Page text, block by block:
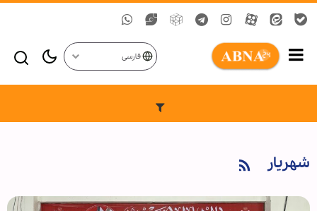
فارسی
شهریار